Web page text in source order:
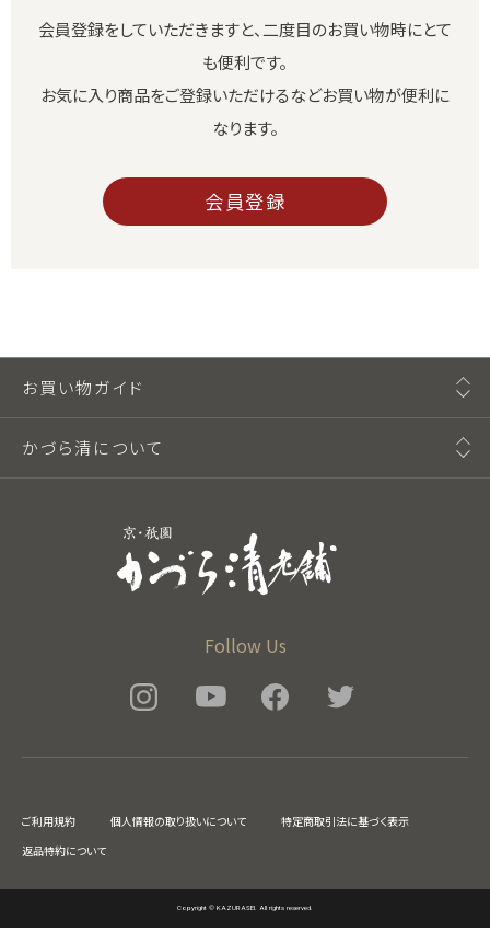
会員登録をしていただきますと、二度目のお買い物時にとて
も便利です。
お気に入り商品をご登録いただけるなどお買い物が便利に
なります。
会員登録
Follow Us
お買い物ガイド
かづら清について
ご利用規約 個人情報の取り扱いについて
特定商取引法に基づく表示
返品特約について
Copyright © KAZURASEI. All rights reserved.